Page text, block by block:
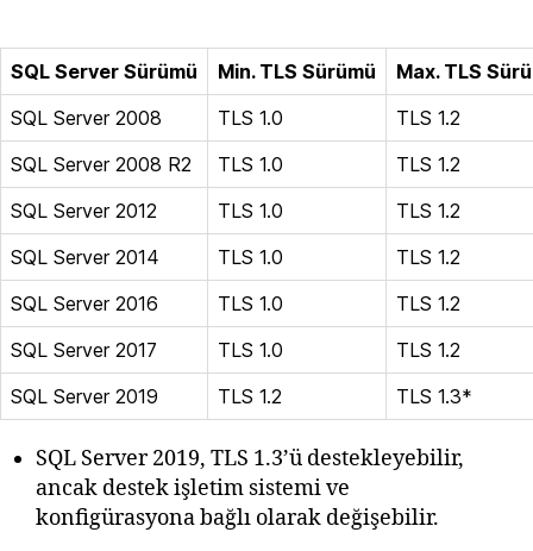
SQL Server Sürümü Min. TLS Sürümü
Max. TLS
SQL Server 2008
TLS 1.0
TLS 1.2
SQL Server 2008 R2
TLS 1.0
TLS 1.2
SQL Server 2012
TLS 1.0
TLS 1.2
SQL Server 2014
TLS 1.0
TLS 1.2
SQL Server 2016
TLS 1.0
TLS 1.2
SQL Server 2017
TLS 1.0
TLS 1.2
SQL Server 2019
TLS 1.2 TLS 1.3*
SQL Server 2019, TLS 1.3’ü destekleyebilir,
ancak destek işletim sistemi ve
konfigürasyona bağlı olarak değişebilir.